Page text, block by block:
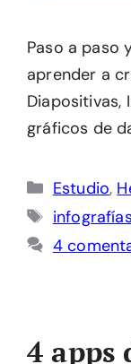
Paso a paso
aprender a
Diapositivas,
gráficos de
Estudio,
Etiquetas
infografías
4
4 apps